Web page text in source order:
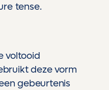
tense.
voltooid
deze vorm
gebeurtenis